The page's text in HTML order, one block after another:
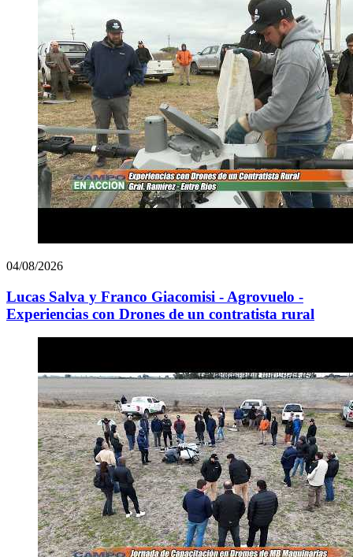
04/08/2026
Lucas Salva y Franco Giacomisi - Agrovuelo -
Experiencias con Drones de un contratista rural